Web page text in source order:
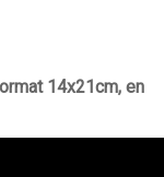
14x21cm, en